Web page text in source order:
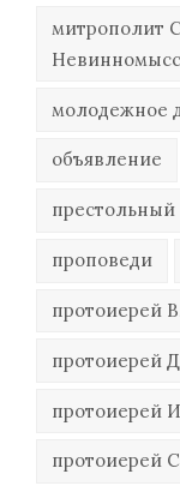
митрополит
молодежное
объявление
престольный
проповеди
протоиерей
протоиерей
протоиерей
протоиерей